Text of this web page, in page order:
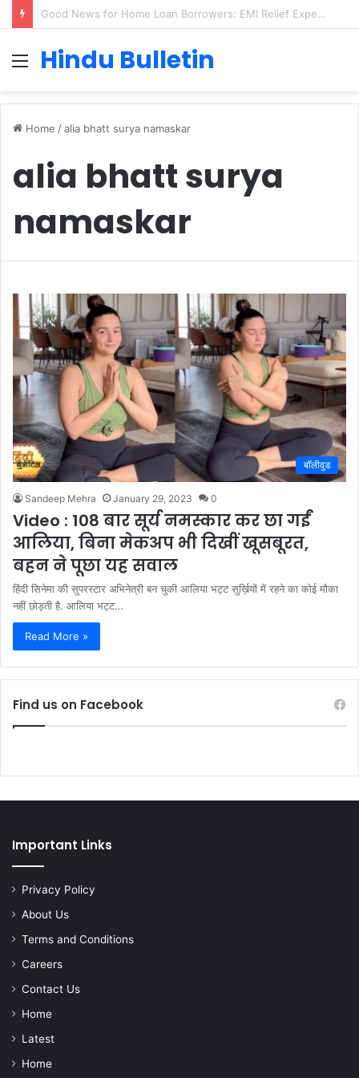
Good News for Home Loan Borrowers: EMI Relief Expected in 2025
Menu
Hindu Bulletin
Home /alia bhatt surya namaskar
alia bhatt surya
namaskar
बॉलीवुड
Sandeep Mehra January 29, 2023 0
Video : 108 बार सूर्य नमस्कार कर छा गईं
आलिया, बिना मेकअप भी दिखीं खूसबूरत,
बहन ने पूछा यह सवाल
हिंदी सिनेमा की सुपरस्टार अभिनेत्री बन चुकी आलिया भट्ट सुर्ख़ियों में रहने का कोई मौका
नहीं छोड़ती है. आलिया भट्ट…
Read More »
Find us on Facebook
Important Links
Privacy Policy
About Us
Terms and Conditions
Careers
Contact Us
Home
Latest
Home